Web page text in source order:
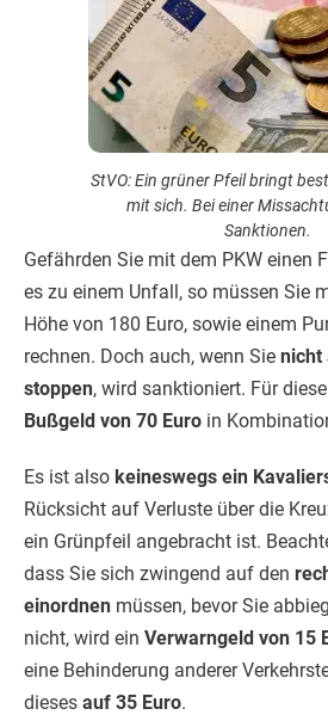
StVO: Ein grüner Pfeil bringt
mit sich. Bei einer
Sanktionen.
Gefährden Sie mit dem PKW einen
es zu einem Unfall, so müssen Sie
Höhe von 180 Euro, sowie einem
rechnen. Doch auch, wenn Sie nicht
stoppen, wird sanktioniert. Für
Bußgeld von 70 Euro in
Es ist also keineswegs ein
Rücksicht auf Verluste über die
ein Grünpfeil angebracht ist.
dass Sie sich zwingend auf den
einordnen müssen, bevor Sie
nicht, wird ein Verwarngeld von 15
eine Behinderung anderer
dieses auf 35 Euro.